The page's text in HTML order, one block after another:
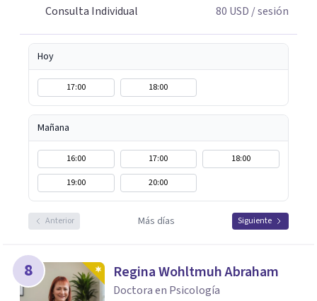
Consulta Individual 80 USD / sesión
Hoy
17:00 18:00
Mañana
16:00 17:00
18:00
19:00
20:00
Anterior Más días Siguiente
8 Regina Wohltmuh Abraham
Doctora en Psicología